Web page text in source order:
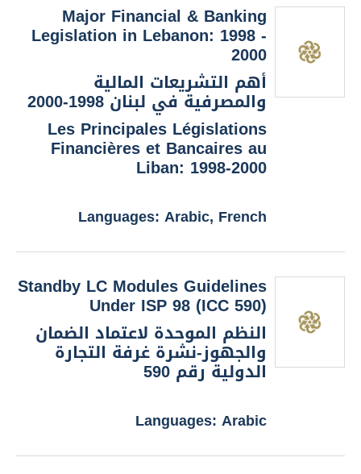
Major Financial & Banking
Legislation in Lebanon: 1998 -
2000
أهم التشريعات المالية
والمصرفية في لبنان 1998-2000
Les Principales Législations
Financières et Bancaires au
Liban: 1998-2000
Languages: Arabic, French
Standby LC Modules Guidelines
Under ISP 98 (ICC 590)
النظم الموحدة لاعتماد الضمان
والجهوز-نشرة غرفة التجارة
الدولية رقم 590
Languages: Arabic